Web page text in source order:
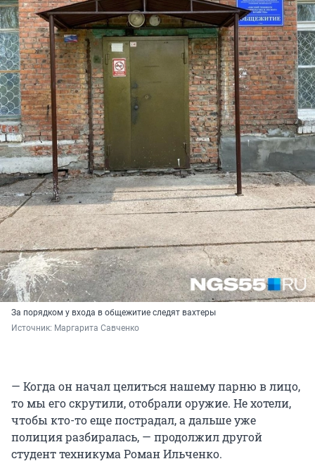
За порядком у входа в общежитие следят вахтеры
Источник: Маргарита Савченко
— Когда он начал целиться нашему парню в лицо,
то мы его скрутили, отобрали оружие. Не хотели,
чтобы кто-то еще пострадал, а дальше уже
полиция разбиралась, — продолжил другой
студент техникума Роман Ильченко.